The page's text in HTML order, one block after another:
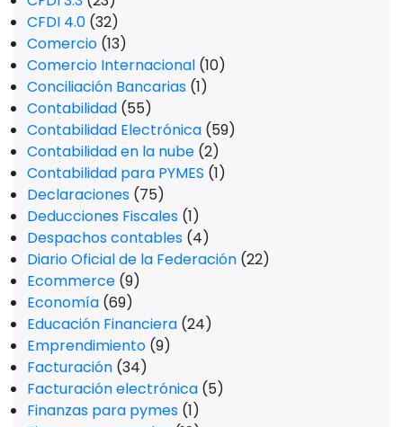
CFDI 4.0 (32)
Comercio (13)
Comercio Internacional (10)
Conciliación Bancarias (1)
Contabilidad (55)
Contabilidad Electrónica (59)
Contabilidad en la nube (2)
Contabilidad para PYMES (1)
Declaraciones (75)
Deducciones Fiscales (1)
Despachos contables (4)
Diario Oficial de la Federación (22)
Ecommerce (9)
Economía (69)
Educación Financiera (24)
Emprendimiento (9)
Facturación (34)
Facturación electrónica (5)
Finanzas para pymes (1)